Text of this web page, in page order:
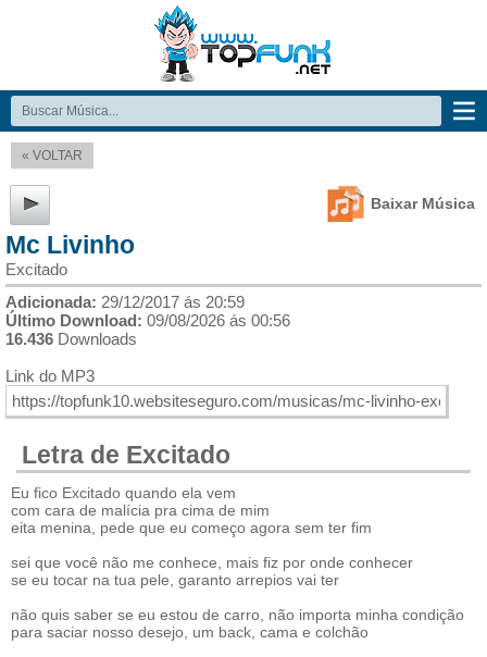
« VOLTAR
Baixar Música
Mc Livinho
Excitado
Adicionada: 29/12/2017 ás 20:59
Último Download: 09/08/2026 ás 00:56
16.436 Downloads
Link do MP3
Letra de Excitado
Eu fico Excitado quando ela vem
com cara de malícia pra cima de mim
eita menina, pede que eu começo agora sem ter fim
sei que você não me conhece, mais fiz por onde conhecer
se eu tocar na tua pele, garanto arrepios vai ter
não quis saber se eu estou de carro, não importa minha condição
para saciar nosso desejo, um back, cama e colchão